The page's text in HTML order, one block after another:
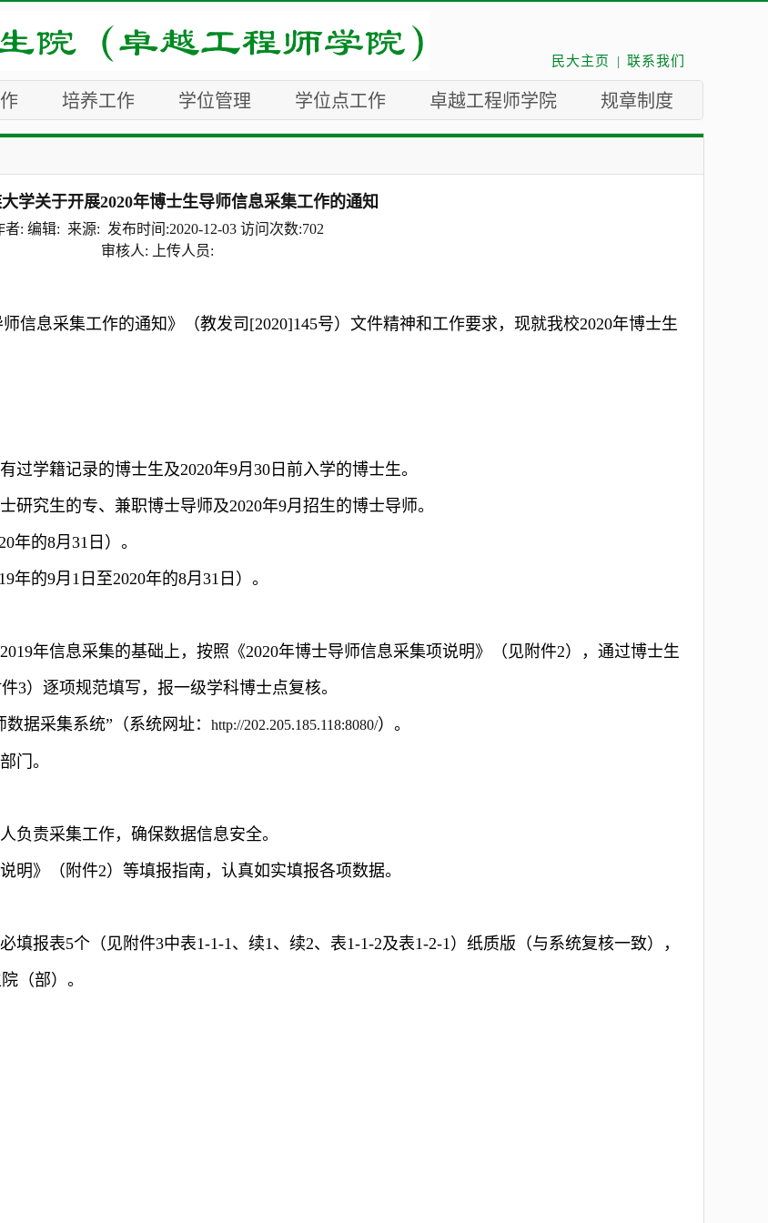
民大主页 | 联系我们
培养工作 学位管理 学位点工作 卓越工程师学院 规章制度
学关于开展2020年博士生导师信息采集工作的通知
者: 编辑: 来源: 发布时间:2020-12-03 访问次数:702
审核人: 上传人员:
信息采集工作的通知》（教发司[2020]145号）文件精神和工作要求，现就我校2020年博士生
学籍记录的博士生及2020年9月30日前入学的博士生。
究生的专、兼职博士导师及2020年9月招生的博士导师。
的8月31日）。
的9月1日至2020年的8月31日）。
年信息采集的基础上，按照《2020年博士导师信息采集项说明》（见附件2），通过博士生
3）逐项规范填写，报一级学科博士点复核。
数据采集系统”（系统网址： http://202.205.185.118:8080/）。
门。
责采集工作，确保数据信息安全。
》（附件2）等填报指南，认真如实填报各项数据。
必填报表5个（见附件3中表1-1-1、续1、续2、表1-1-2及表1-2-1） 纸质版（与系统复核一致），
（部）。